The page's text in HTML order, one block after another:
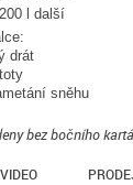
l další
drát
sněhu
bez bočního